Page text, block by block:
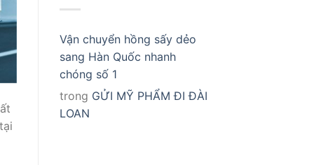
Vận chuyển hồng sấy dẻo
sang Hàn Quốc nhanh
chóng số 1
trong GỬI MỸ PHẨM ĐI ĐÀI
LOAN